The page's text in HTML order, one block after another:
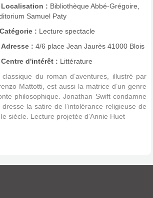
Localisation : Bibliothèque Abbé-Grégoire,
Samuel Paty
Catégorie : Lecture spectacle
Adresse : 4/6 place Jean Jaurès 41000 Blois
Centre d'intérêt : Littérature
classique du roman d’aventures, illustré par
Mattotti, est aussi la matrice d’un genre
philosophique. Jonathan Swift condamne
la satire de l’intolérance religieuse de
siècle. Lecture projetée d’Annie Huet